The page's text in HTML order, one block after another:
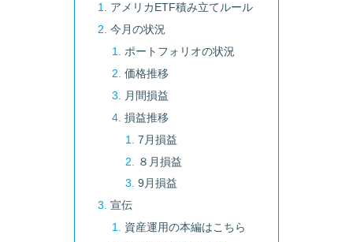
アメリカETF積み立てルール
今月の状況
ポートフォリオの状況
価格推移
月間損益
損益推移
7月損益
８月損益
9月損益
宣伝
資産運用の本編はこちら